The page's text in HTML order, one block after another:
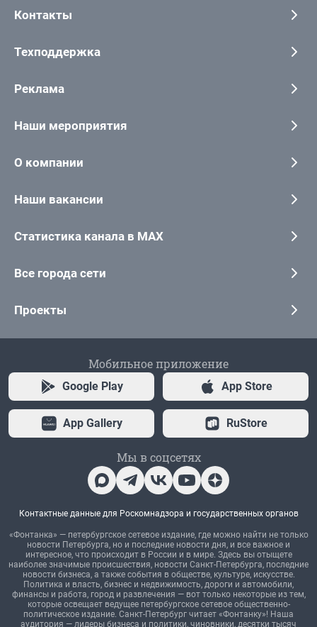
Контакты
Техподдержка
Реклама
Наши мероприятия
О компании
Наши вакансии
Статистика канала в MAX
Все города сети
Проекты
Мобильное приложение
Google Play App Store
App Gallery RuStore
Мы в соцсетях
Контактные данные для Роскомнадзора и государственных органов
«Фонтанка» — петербургское сетевое издание, где можно найти не только
новости Петербурга, но и последние новости дня, и все важное и
интересное, что происходит в России и в мире. Здесь вы отыщете
наиболее значимые происшествия, новости Санкт-Петербурга, последние
новости бизнеса, а также события в обществе, культуре, искусстве.
Политика и власть, бизнес и недвижимость, дороги и автомобили,
финансы и работа, город и развлечения — вот только некоторые из тем,
которые освещает ведущее петербургское сетевое общественно-
политическое издание. Санкт-Петербург читает «Фонтанку»! Наша
аудитория — лидеры бизнеса и политики, чиновники, десятки тысяч